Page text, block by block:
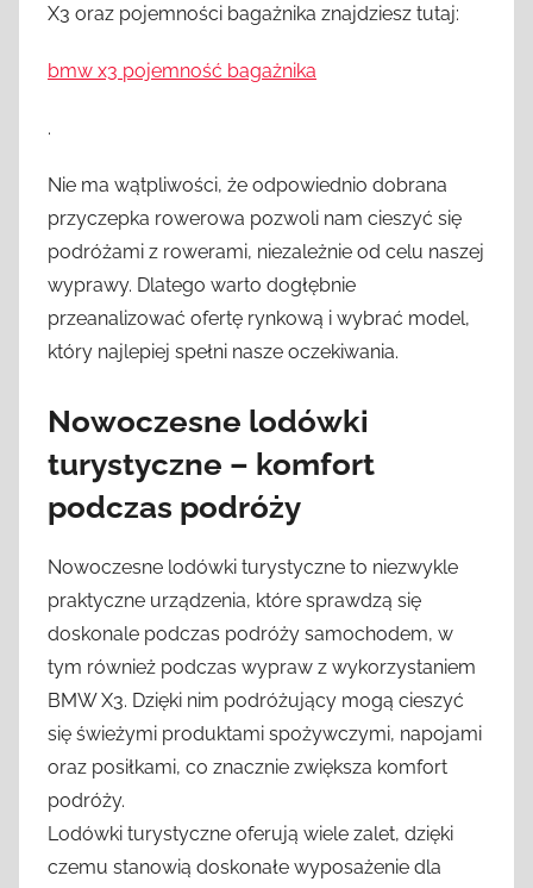
X3 oraz pojemności bagażnika znajdziesz tutaj:
bmw x3 pojemność bagażnika
.
Nie ma wątpliwości, że odpowiednio dobrana
przyczepka rowerowa pozwoli nam cieszyć się
podróżami z rowerami, niezależnie od celu naszej
wyprawy. Dlatego warto dogłębnie
przeanalizować ofertę rynkową i wybrać model,
który najlepiej spełni nasze oczekiwania.
Nowoczesne lodówki
turystyczne – komfort
podczas podróży
Nowoczesne lodówki turystyczne to niezwykle
praktyczne urządzenia, które sprawdzą się
doskonale podczas podróży samochodem, w
tym również podczas wypraw z wykorzystaniem
BMW X3. Dzięki nim podróżujący mogą cieszyć
się świeżymi produktami spożywczymi, napojami
oraz posiłkami, co znacznie zwiększa komfort
podróży.
Lodówki turystyczne oferują wiele zalet, dzięki
czemu stanowią doskonałe wyposażenie dla